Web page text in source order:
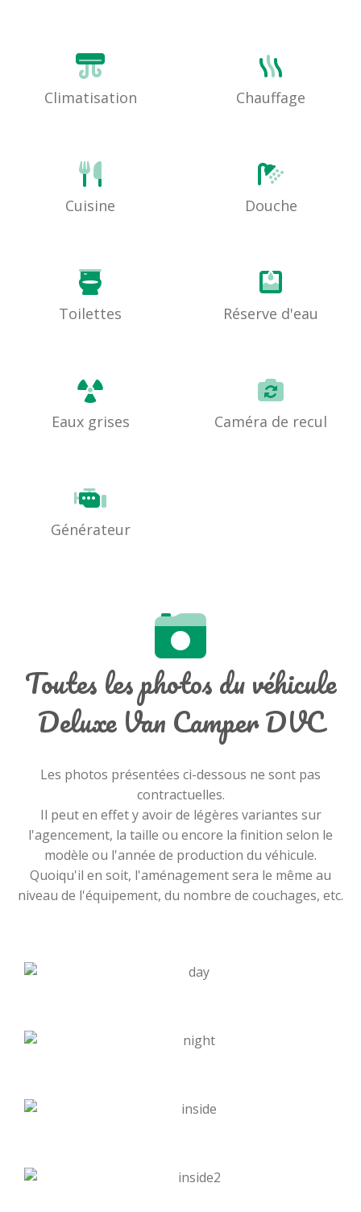
Climatisation Chauffage
Cuisine Douche
Toilettes Réserve d'eau
Eaux grises Caméra de recul
Générateur
Toutes les photos du véhicule
Deluxe Van Camper DVC
Les photos présentées ci-dessous ne sont pas
contractuelles.
Il peut en effet y avoir de légères variantes sur
l'agencement, la taille ou encore la finition selon le
modèle ou l'année de production du véhicule.
Quoiqu'il en soit, l'aménagement sera le même au
niveau de l'équipement, du nombre de couchages, etc.